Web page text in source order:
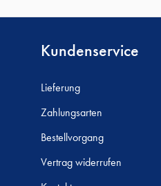
Kundenservice
Lieferung
Zahlungsarten
Bestellvorgang
Vertrag widerrufen